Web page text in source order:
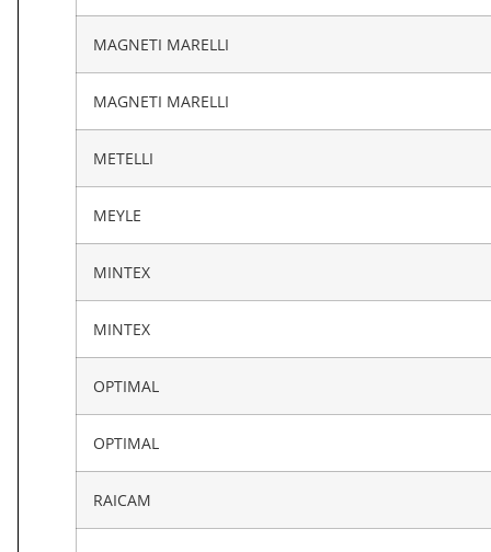
MAGNETI MARELLI
MAGNETI MARELLI
METELLI
MEYLE
MINTEX
MINTEX
OPTIMAL
OPTIMAL
RAICAM